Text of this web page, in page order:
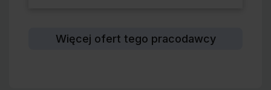
Więcej ofert tego pracodawcy